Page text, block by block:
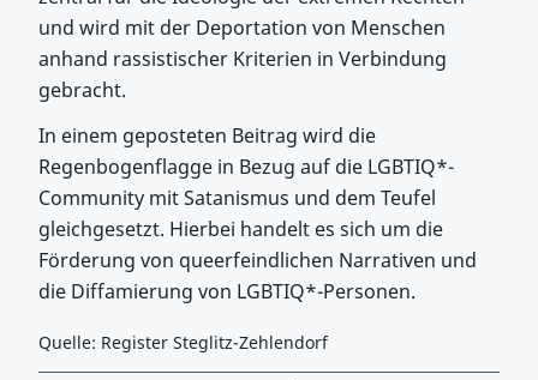
und wird mit der Deportation von Menschen
anhand rassistischer Kriterien in Verbindung
gebracht.
In einem geposteten Beitrag wird die
Regenbogenflagge in Bezug auf die LGBTIQ*-
Community mit Satanismus und dem Teufel
gleichgesetzt. Hierbei handelt es sich um die
Förderung von queerfeindlichen Narrativen und
die Diffamierung von LGBTIQ*-Personen.
Quelle: Register Steglitz-Zehlendorf